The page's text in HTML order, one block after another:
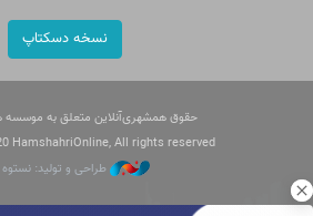
نسخه دسکتاپ
حقوق همشهری‌آنلاین متعلق به
HamshahriOnline, All rights reserved
طراحی و تولید: نستوه